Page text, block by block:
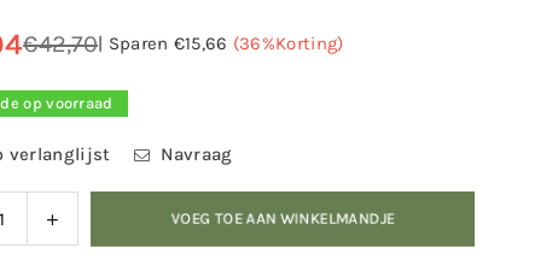
€42,70| Sparen €15,66 (36%Korting)
op voorraad
verlanglijst Navraag
Verhoog
de
VOEG TOE AAN WINKELMANDJE